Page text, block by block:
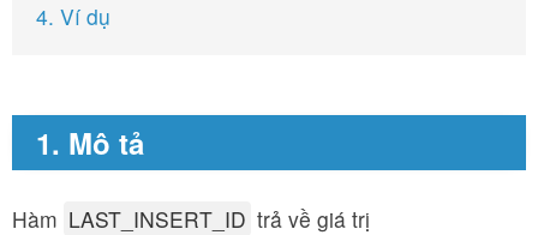
4. Ví dụ
1. Mô tả
Hàm LAST_INSERT_ID trả về giá trị